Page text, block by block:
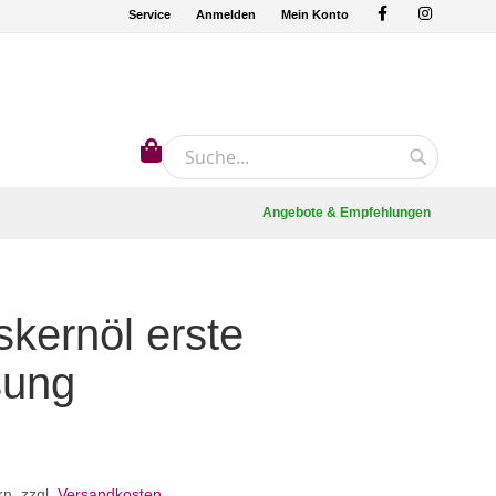
Service Anmelden Mein Konto
Suche
Mein Warenkorb
Angebote & Empfehlungen
erste